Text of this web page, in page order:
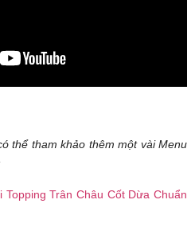
thể tham khảo thêm một vài Menu
Trân Châu Cốt Dừa Chuẩn